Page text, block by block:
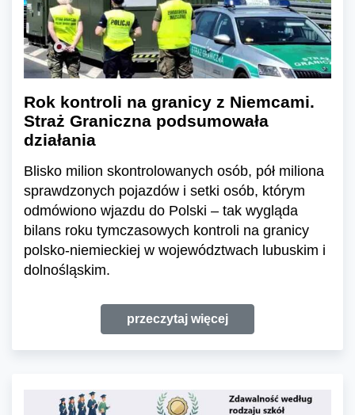
Rok kontroli na granicy z Niemcami.
Straż Graniczna podsumowała
działania
Blisko milion skontrolowanych osób, pół miliona
sprawdzonych pojazdów i setki osób, którym
odmówiono wjazdu do Polski – tak wygląda
bilans roku tymczasowych kontroli na granicy
polsko-niemieckiej w województwach lubuskim i
dolnośląskim.
przeczytaj więcej